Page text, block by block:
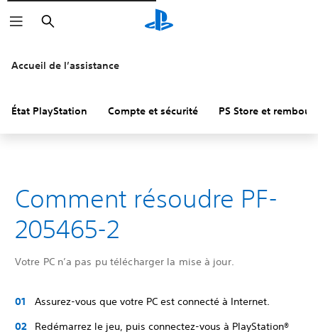
Rechercher
Accueil de l’assistance
État PlayStation Compte et sécurité PS Store et
Comment résoudre PF-
205465-2
Votre PC n’a pas pu télécharger la mise à jour.
Assurez-vous que votre PC est connecté à Internet.
Redémarrez le jeu, puis connectez-vous à PlayStation®